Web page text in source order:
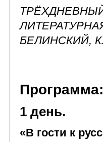
БЕЛИНСКИЙ,
Программа:
1 день.
«В гости к